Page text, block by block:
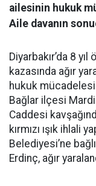
ailesinin hukuk
Aile davanın
Diyarbakır’da 8
kazasında ağır
hukuk mücadelesi
Bağlar ilçesi
Caddesi
kırmızı ışık ihlali
Belediyesi’ne
Erdinç, ağır